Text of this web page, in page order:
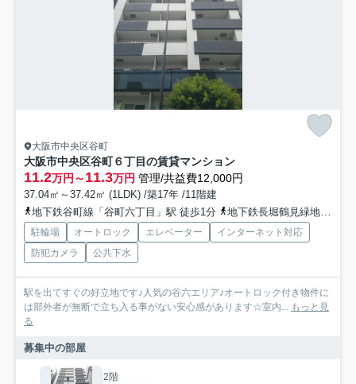
大阪市中央区谷町
大阪市中央区谷町６丁目の賃貸マンション
11.2万円～11.3万円 管理/共益費12,000円
37.04㎡～37.42㎡ (1LDK) /築17年 /11階建
地下鉄谷町線「谷町六丁目」駅 徒歩1分
地下鉄長堀鶴見緑地「松屋町」駅 徒歩6分
駐輪場 オートロック エレベーター
インターネット対応
防犯カメラ
公共下水
駅を出てすぐの好立地です♪人気の谷六エリア♪オートロック付き物件に
は部外者が無断で立ち入る事がない安心感があります☆室内... もっと見
る
募集中の部屋
2階